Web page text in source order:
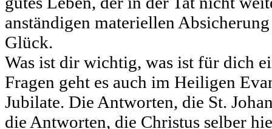
anständigen materiellen
Glück.
Was ist dir wichtig, was ist für dich
Fragen geht es auch im Heiligen
Jubilate. Die Antworten, die St.
die Antworten, die Christus selber